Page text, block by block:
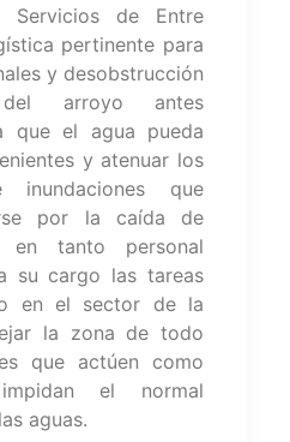
Servicios de Entre
pertinente para
y desobstrucción
arroyo antes
que el agua pueda
y atenuar los
inundaciones que
por la caída de
en tanto personal
su cargo las tareas
en el sector de la
la zona de todo
que actúen como
el normal
aguas.